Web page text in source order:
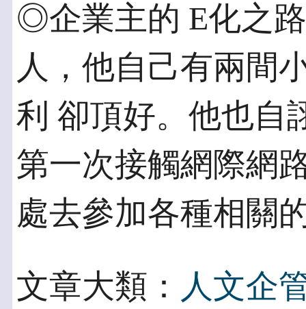
◎企業主的 E化之
人，他自己有兩間
利 卻頂好。他也自
第一次接觸網際網
處去參加各種相關
文章大類： 人文企